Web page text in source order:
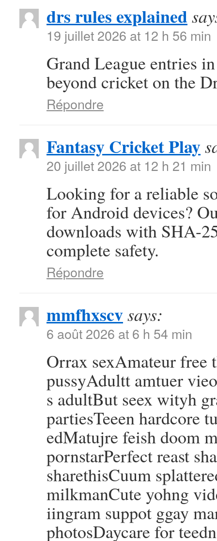
drs rules explained
19 juillet 2026 at 12 h 56 min
Grand League entries
beyond cricket on the
Répondre
Fantasy Cricket Play
20 juillet 2026 at 12 h 21 min
Looking for a reliable
for Android devices?
downloads with SHA-
complete safety.
Répondre
mmfhxscvsays:
6 août 2026 at 6 h 54 min
Orrax sexAmateur free
pussyAdultt amtuer
s adultBut seex wityh
partiesTeeen hardcore
edMatujre feish doom
pornstarPerfect reast
sharethisCuum
milkmanCute yohng
iingram suppot ggay
photosDaycare for